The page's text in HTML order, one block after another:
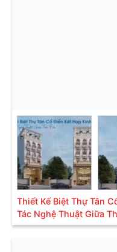
Thiết Kế Biệt Thự Tân
Tác Nghệ Thuật Giữa